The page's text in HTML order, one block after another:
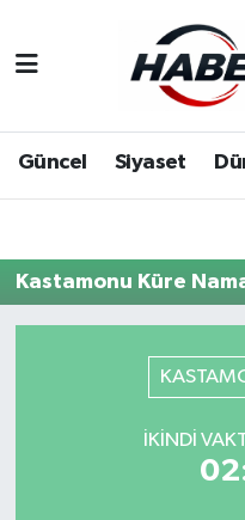
Güncel Siyaset
Kastamonu Küre
İKINDI